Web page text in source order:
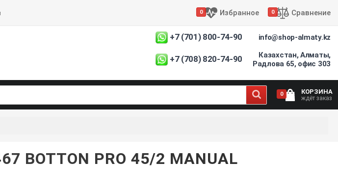
0 Избранное 0 Сравнение
+7 (701) 800-74-90
+7 (708) 820-74-90
info@shop-almaty.kz
Казахстан, Алматы,
Радлова 65, офис 303
0 КОРЗИНА
ждёт заказ
BOTTON PRO 45/2 MANUAL